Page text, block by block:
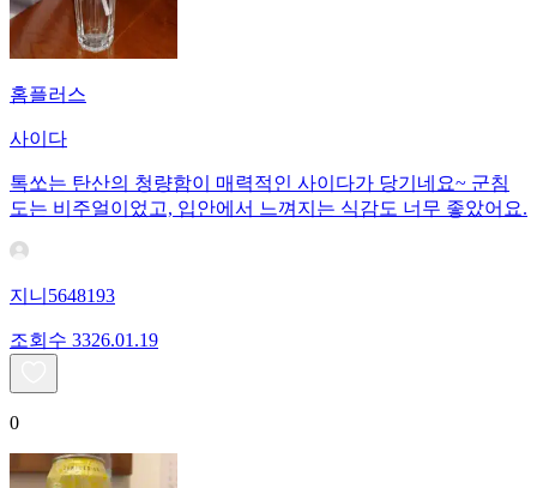
홈플러스
사이다
톡쏘는 탄산의 청량함이 매력적인 사이다가 당기네요~ 군침
도는 비주얼이었고, 입안에서 느껴지는 식감도 너무 좋았어요.
지니5648193
조회수 3326.01.19
0